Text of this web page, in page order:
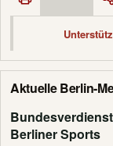
Aktuelle Berlin-
Berliner Sports